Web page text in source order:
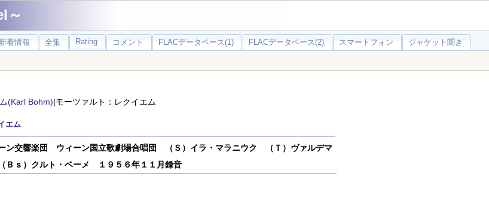
～
新着情報 全集 Rating コメント FLACデータベース(1) FLACデータベース(2) スマートフォン ジャケット聞き
(Karl Bohm)|モーツァルト：レクイエム
エム
ン交響楽団 ウィーン国立歌劇場合唱団 （Ｓ）イラ・マラニウク （Ｔ）ヴァルデマ
Ｂｓ）クルト・ベーメ １９５６年１１月録音